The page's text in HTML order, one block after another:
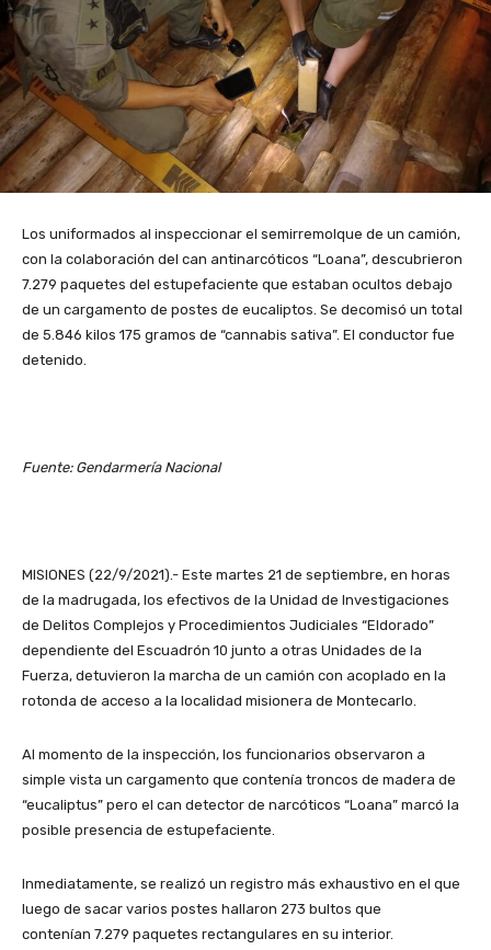
Los uniformados al inspeccionar el semirremolque de un camión,
con la colaboración del can antinarcóticos “Loana”, descubrieron
7.279 paquetes del estupefaciente que estaban ocultos debajo
de un cargamento de postes de eucaliptos. Se decomisó un total
de 5.846 kilos 175 gramos de “cannabis sativa”. El conductor fue
detenido.
Fuente: Gendarmería Nacional
MISIONES (22/9/2021).- Este martes 21 de septiembre, en horas
de la madrugada, los efectivos de la Unidad de Investigaciones
de Delitos Complejos y Procedimientos Judiciales “Eldorado”
dependiente del Escuadrón 10 junto a otras Unidades de la
Fuerza, detuvieron la marcha de un camión con acoplado en la
rotonda de acceso a la localidad misionera de Montecarlo.
Al momento de la inspección, los funcionarios observaron a
simple vista un cargamento que contenía troncos de madera de
“eucaliptus” pero el can detector de narcóticos “Loana” marcó la
posible presencia de estupefaciente.
Inmediatamente, se realizó un registro más exhaustivo en el que
luego de sacar varios postes hallaron 273 bultos que
contenían 7.279 paquetes rectangulares en su interior.